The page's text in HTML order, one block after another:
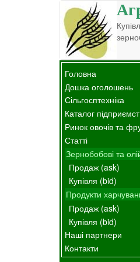
Головна
Дошка оголошень
Сільгосптехніка
Каталог
Ринок овочів та
Статті
Зернобобові та
Продаж (ask)
Купівля (bid)
Продукти
Продаж (ask)
Купівля (bid)
Наші партнери
Контакти